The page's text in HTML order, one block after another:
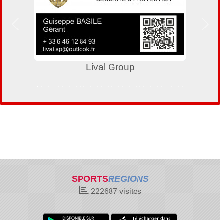
Lival Group
Précedent
SPORTSREGIONS
222687 visites